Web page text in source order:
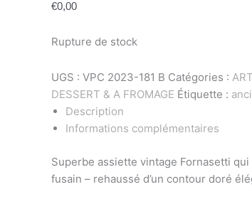
€0,00
Rupture de stock
UGS : VPC 2023-181 B Catégories :
DESSERT & A FROMAGE Étiquette :
Description
Informations complémentaires
Superbe assiette vintage Fornasetti qui
fusain – rehaussé d’un contour doré